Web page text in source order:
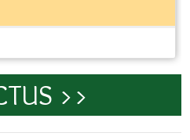
>>